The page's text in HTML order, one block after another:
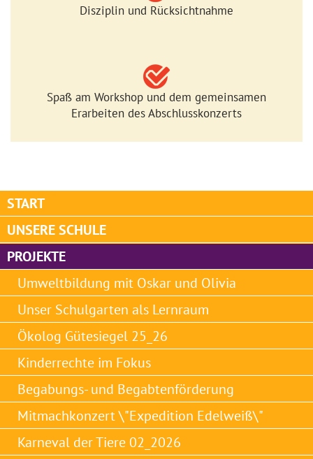
Disziplin und Rücksichtnahme
Spaß am Workshop und dem gemeinsamen
Erarbeiten des Abschlusskonzerts
START
UNSERE SCHULE
PROJEKTE
Umweltbildung mit Oskar und Olivia
Unser Schulgarten als Lernraum
Ökolog Gütesiegel 25_26
Kinderrechte im Fokus
Begabungs- und Begabtenförderung
Mitmachkonzert \"Expedition Edelweiß\"
Karneval der Tiere 02_2026